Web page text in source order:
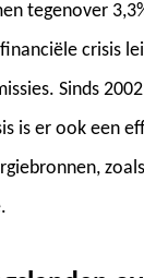
tegenover
crisis
Sinds
is er ook een